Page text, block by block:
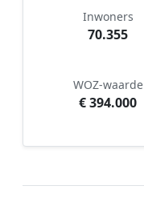
Inwoners
70.355
WOZ-waarde
€ 394.000